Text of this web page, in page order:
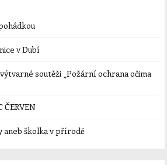
v Dubí
soutěži „Požární ochrana očima
ČERVEN
aneb školka v přírodě